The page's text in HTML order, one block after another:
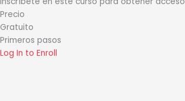
Precio
Gratuito
Primeros pasos
Log In to Enroll